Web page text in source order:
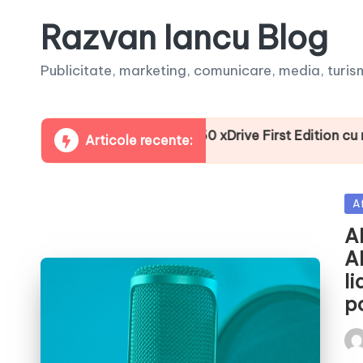
Razvan Iancu Blog
Publicitate, marketing, comunicare, media,
Articole recente:
BMW i3 50 xDrive First Edition cu numeroase dotări
in